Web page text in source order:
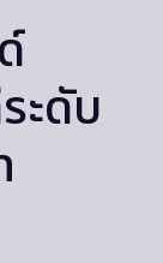
ะดับ